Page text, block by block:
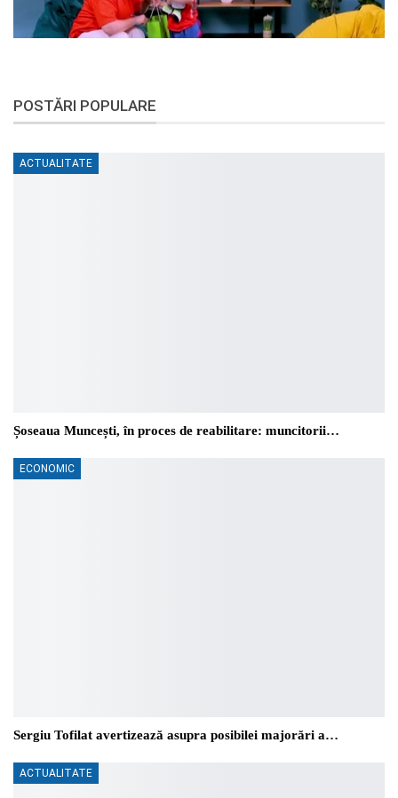
POSTĂRI POPULARE
ACTUALITATE
Șoseaua Muncești, în proces de reabilitare: muncitorii…
ECONOMIC
Sergiu Tofilat avertizează asupra posibilei majorări a…
ACTUALITATE